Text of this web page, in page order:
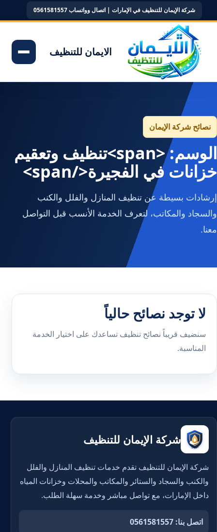
شركة الإيمان للتنظيف في الإمارات | اتصال وواتساب 0561581557
الايمان للتنظيف
نصائح شركة الإيمان
الوسم: <span>تنظيف وتعقيم
خزانات في الفجيرة</span>
إرشادات بسيطة عن تنظيف المنازل والفلل والكنب
والسجاد والمكاتب، لتعرف الخدمة الأنسب قبل التواصل
معنا.
لا توجد نصائح حالياً
سنضيف قريباً نصائح تنظيف تساعدك على اختيار الخدمة
المناسبة.
شركة الإيمان للتنظيف
شركة الإيمان للتنظيف تقدم خدمات تنظيف المنازل والفلل
والكنب والسجاد والستائر والمكاتب والمحلات وخزانات المياه
داخل الإمارات، مع تواصل مباشر وخدمة سهلة الطلب.
اتصل بنا: 0561581557